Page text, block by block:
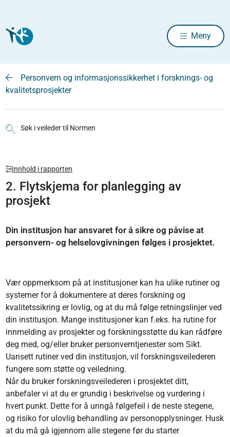
Meny
Personvern og informasjonssikkerhet i forsknings- og
kvalitetsprosjekter
Søk i veileder til Normen
Innhold i rapporten
2. Flytskjema for planlegging av
prosjekt
Din institusjon har ansvaret for å sikre og påvise at
personvern- og helselovgivningen følges i prosjektet.
Vær oppmerksom på at institusjoner kan ha ulike rutiner og
systemer for å dokumentere at deres forskning og
kvalitetssikring er lovlig, og at du må følge retningslinjer ved
din institusjon. Mange institusjoner kan f.eks. ha rutine for
innmelding av prosjekter og forskningsstøtte du kan rådføre
deg med, og/eller bruker personverntjenester som Sikt.
Uansett rutiner ved din institusjon, vil forskningsveilederen
fungere som støtte og veiledning.
Når du bruker forskningsveilederen i prosjektet ditt,
anbefaler vi at du er grundig i beskrivelse og vurdering i
hvert punkt. Dette for å unngå følgefeil i de neste stegene,
og risiko for ulovlig behandling av personopplysninger. Husk
at du må gå igjennom alle stegene før du starter